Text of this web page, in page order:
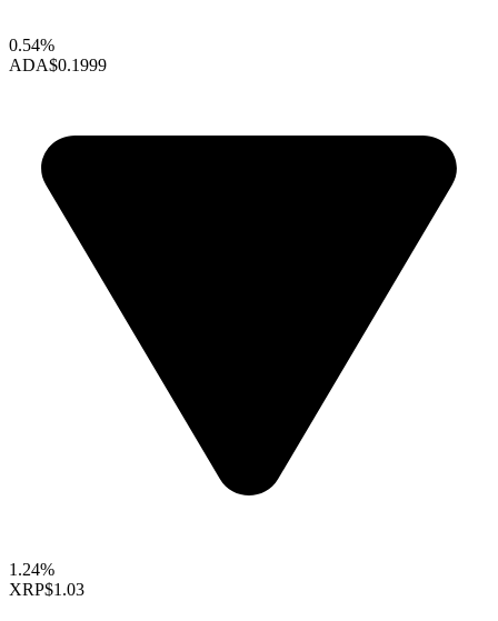
0.54%
ADA$0.1999
1.24%
XRP$1.03